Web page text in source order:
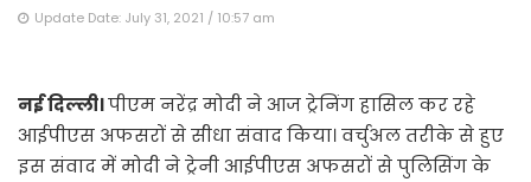
Update Date: July 31, 2021 / 10:57 am
नई दिल्ली।पीएम नरेंद्र मोदी ने आज ट्रेनिंग हासिल कर रहे
आईपीएस अफसरों से सीधा संवाद किया। वर्चुअल तरीके से हुए
इस संवाद में मोदी ने ट्रेनी आईपीएस अफसरों से पुलिसिंग के